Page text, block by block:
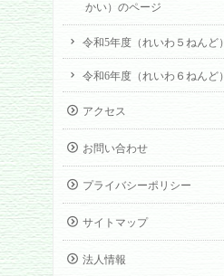
かい）のページ
令和5年度（れいわ５ねんど）
令和6年度（れいわ６ねんど）
アクセス
お問い合わせ
プライバシーポリシー
サイトマップ
法人情報